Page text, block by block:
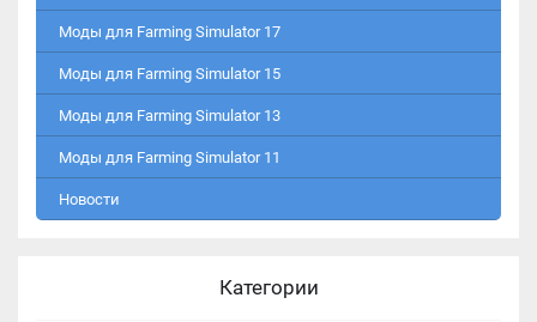
Моды для Farming Simulator 17
Моды для Farming Simulator 15
Моды для Farming Simulator 13
Моды для Farming Simulator 11
Новости
Категории